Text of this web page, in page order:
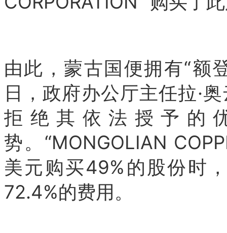
由此，蒙古国便拥有“额
日，政府办公厅主任拉·
拒绝其依法授予的
势。“MONGOLIAN
美元购买49%的股份时
72.4%的费用。